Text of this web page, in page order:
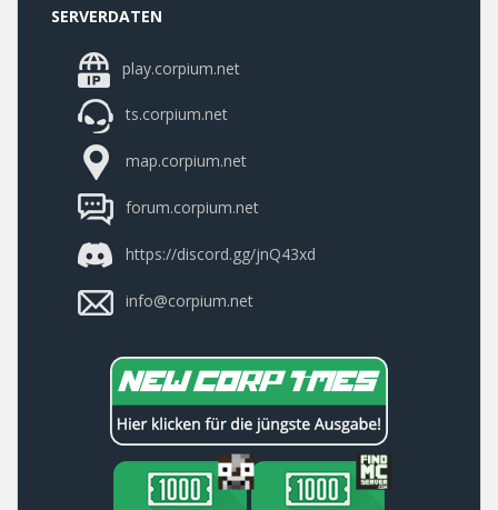
SERVERDATEN
play.corpium.net
ts.corpium.net
map.corpium.net
forum.corpium.net
https://discord.gg/jnQ43xd
info@corpium.net